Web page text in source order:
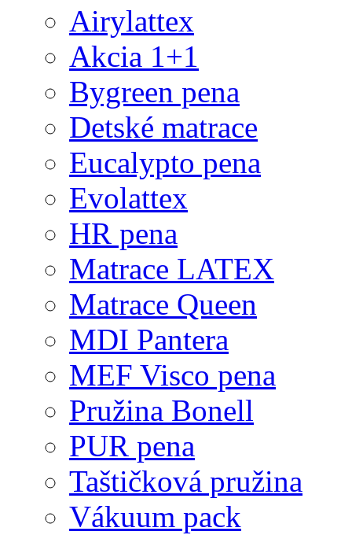
Airylattex
Akcia 1+1
Bygreen pena
Detské matrace
Eucalypto pena
Evolattex
HR pena
Matrace LATEX
Matrace Queen
MDI Pantera
MEF Visco pena
Pružina Bonell
PUR pena
Taštičková pružina
Vákuum pack